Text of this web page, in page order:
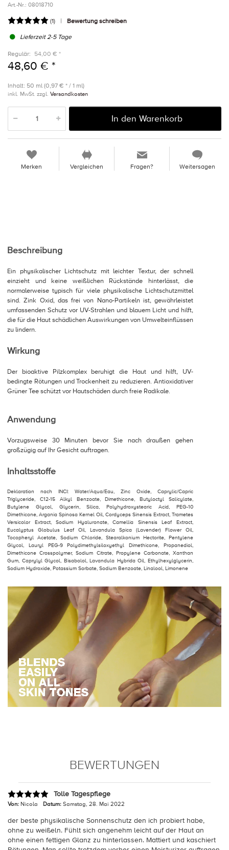
Art.-Nr.: 08018710
(1) Bewertung schreiben
Lieferzeit 2-5 Tage
Regulär: 54,00 € *
48,60 € *
Inhalt: 50 ml (0,97 € * / 1 ml)
inkl. MwSt. zzgl. Versandkosten
In den Warenkorb
Merken Vergleichen Fragen? Weitersagen
Beschreibung
Ein physikalischer Lichtschutz mit leichter Textur, der schnell
einzieht und keine weißlichen Rückstände hinterlässt, die
normalerweise typisch für viele physikalische Lichtschutzmittel
sind. Zink Oxid, das frei von Nano-Partikeln ist, gewährleistet
umfassenden Schutz vor UV-Strahlen und blauem Licht und hilft,
die für die Haut schädlichen Auswirkungen von Umwelteinflüssen
zu lindern.
Wirkung
Der bioaktive Pilzkomplex beruhigt die Haut und hilft, UV-
bedingte Rötungen und Trockenheit zu reduzieren. Antioxidativer
Grüner Tee schützt vor Hautschäden durch freie Radikale.
Anwendung
Vorzugsweise 30 Minuten bevor Sie nach draußen gehen
großzügig auf Ihr Gesicht auftragen.
Inhaltsstoffe
Deklaration nach INCI: Water/Aqua/Eau, Zinc Oxide, Caprylic/Capric
Triglyceride, C12-15 Alkyl Benzoate, Dimethicone, Butyloctyl Salicylate,
Butylene Glycol, Glycerin, Silica, Polyhydroxystearic Acid, PEG-10
Dimethicone, Argania Spinosa Kernel Oil, Cordyceps Sinensis Extract, Trametes
Versicolor Extract, Sodium Hyaluronate, Camellia Sinensis Leaf Extract,
Eucalyptus Globulus Leaf Oil, Lavandula Spica (Lavender) Flower Oil,
Tocopheryl Acetate, Sodium Chloride, Stearalkonium Hectorite, Pentylene
Glycol, Lauryl PEG-9 Polydimethylsiloxyethyl Dimethicone, Propanediol,
Dimethicone Crosspolymer, Sodium Citrate, Propylene Carbonate, Xanthan
Gum, Caprylyl Glycol, Bisabolol, Lavandula Hybrida Oil, Ethylhexylglycerin,
Sodium Hydroxide, Potassium Sorbate, Sodium Benzoate, Linalool, Limonene
BEWERTUNGEN
Tolle Tagespflege
Von: Nicola Datum: Samstag, 28. Mai 2022
der beste physikalische Sonnenschutz den ich probiert habe,
ohne zu weißeln. Fühlt sich angenehm leicht auf der Haut an
ohne einen fettigen Glanz zu hinterlassen. Mattiert und kaschiert